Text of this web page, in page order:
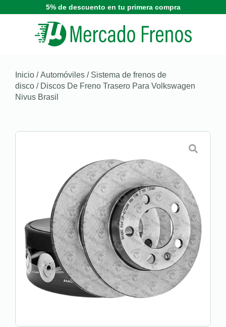
5% de descuento en tu primera compra
Inicio /Automóviles / Sistema de frenos de
disco / Discos De Freno Trasero Para Volkswagen
Nivus Brasil